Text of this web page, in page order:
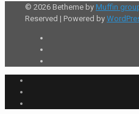
© 2026 Betheme by Muffin
Reserved | Powered by